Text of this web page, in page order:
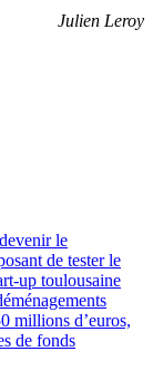
Julien Leroy
le
de tester le
up toulousaine
millions d’euros,
de fonds